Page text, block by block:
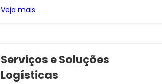
Veja mais
Serviços e Soluções
Logísticas